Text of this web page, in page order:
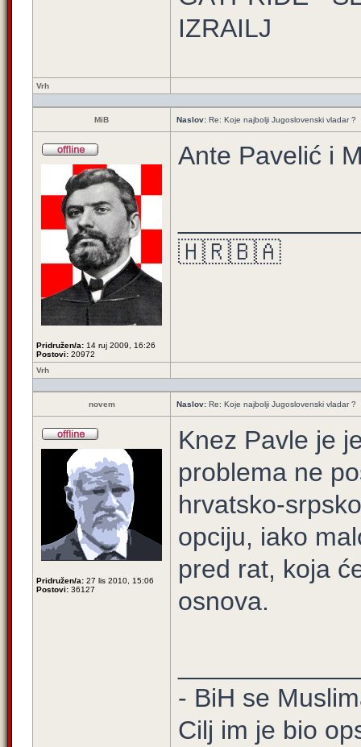
IZRAILJ
Vrh
MiB Naslov: Re: Koje najbolji Jugoslovenski vladar ?
Pridružen/a: 14 ruj 2009, 16:26
Postovi: 20972
Ante Pavelić i
🇭🇷🇧🇦
Vrh
novem Naslov: Re: Koje najbolji Jugoslovenski vladar ?
Pridružen/a: 27 lis 2010, 15:06
Postovi: 36127
Knez Pavle je
problema ne
hrvatsko-
opciju, iako
pred rat, koja
osnova.
- BiH se
Cilj im je bio